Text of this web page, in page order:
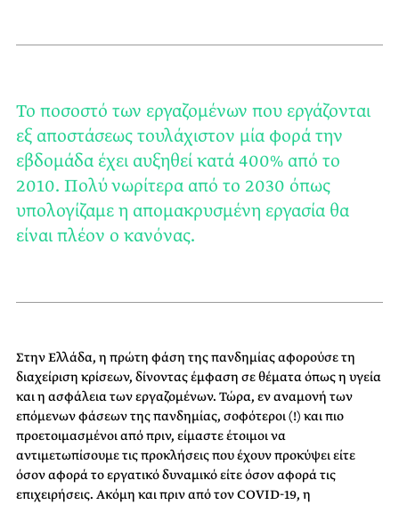
Το ποσοστό των εργαζομένων που εργάζονται
εξ αποστάσεως τουλάχιστον μία φορά την
εβδομάδα έχει αυξηθεί κατά 400% από το
2010. Πολύ νωρίτερα από το 2030 όπως
υπολογίζαμε η απομακρυσμένη εργασία θα
είναι πλέον ο κανόνας.
Στην Ελλάδα, η πρώτη φάση της πανδημίας αφορούσε τη
διαχείριση κρίσεων, δίνοντας έμφαση σε θέματα όπως η υγεία
και η ασφάλεια των εργαζομένων. Τώρα, εν αναμονή των
επόμενων φάσεων της πανδημίας, σοφότεροι (!) και πιο
προετοιμασμένοι από πριν, είμαστε έτοιμοι να
αντιμετωπίσουμε τις προκλήσεις που έχουν προκύψει είτε
όσον αφορά το εργατικό δυναμικό είτε όσον αφορά τις
επιχειρήσεις. Ακόμη και πριν από τον COVID-19, η